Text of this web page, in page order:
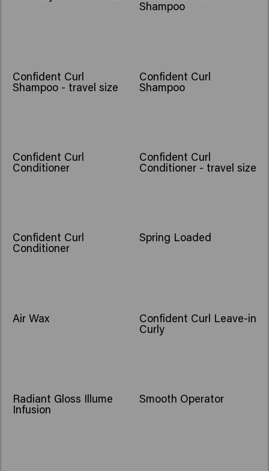
Shampoo
Confident Curl
Shampoo - travel size
Confident Curl
Shampoo
Confident Curl
Conditioner
Confident Curl
Conditioner - travel size
Confident Curl
Conditioner
Spring Loaded
Air Wax Confident Curl Leave-in
Curly
Radiant Gloss Illume
Infusion
Smooth Operator